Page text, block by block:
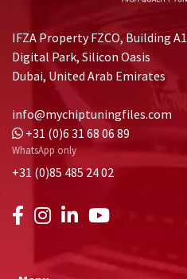
IFZA Property FZCO, Building A1
Digital Park, Silicon Oasis
Dubai, United Arab Emirates
info@mychiptuningfiles.com
+31 (0)6 31 68 06 89
WhatsApp only
+31 (0)85 485 24 02